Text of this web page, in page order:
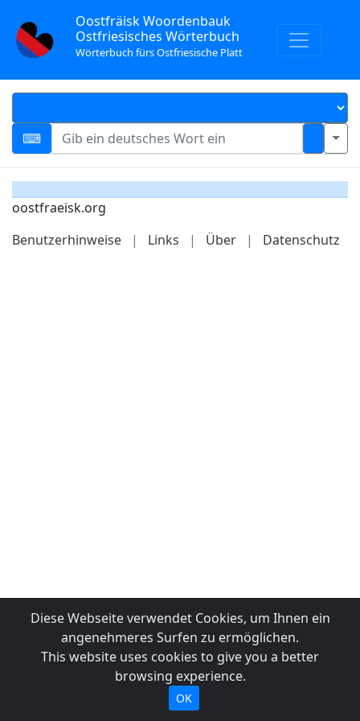
Oostfräisk Woordenbauk
Ostfriesisches Wörterbuch
Wörterbuch fürs Ostfriesische Platt
oostfraeisk.org
Benutzerhinweise
| Links | Über | Datenschutz
Diese Webseite verwendet Cookies, um Ihnen ein
angenehmeres Surfen zu ermöglichen.
This website uses cookies to give you a better
browsing experience.
OK